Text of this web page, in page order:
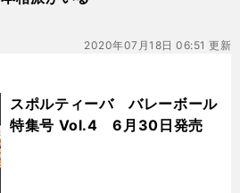
2020年07月18日 06:51 更新
スポルティーバ バレーボール
特集号 Vol.4 6月30日発売